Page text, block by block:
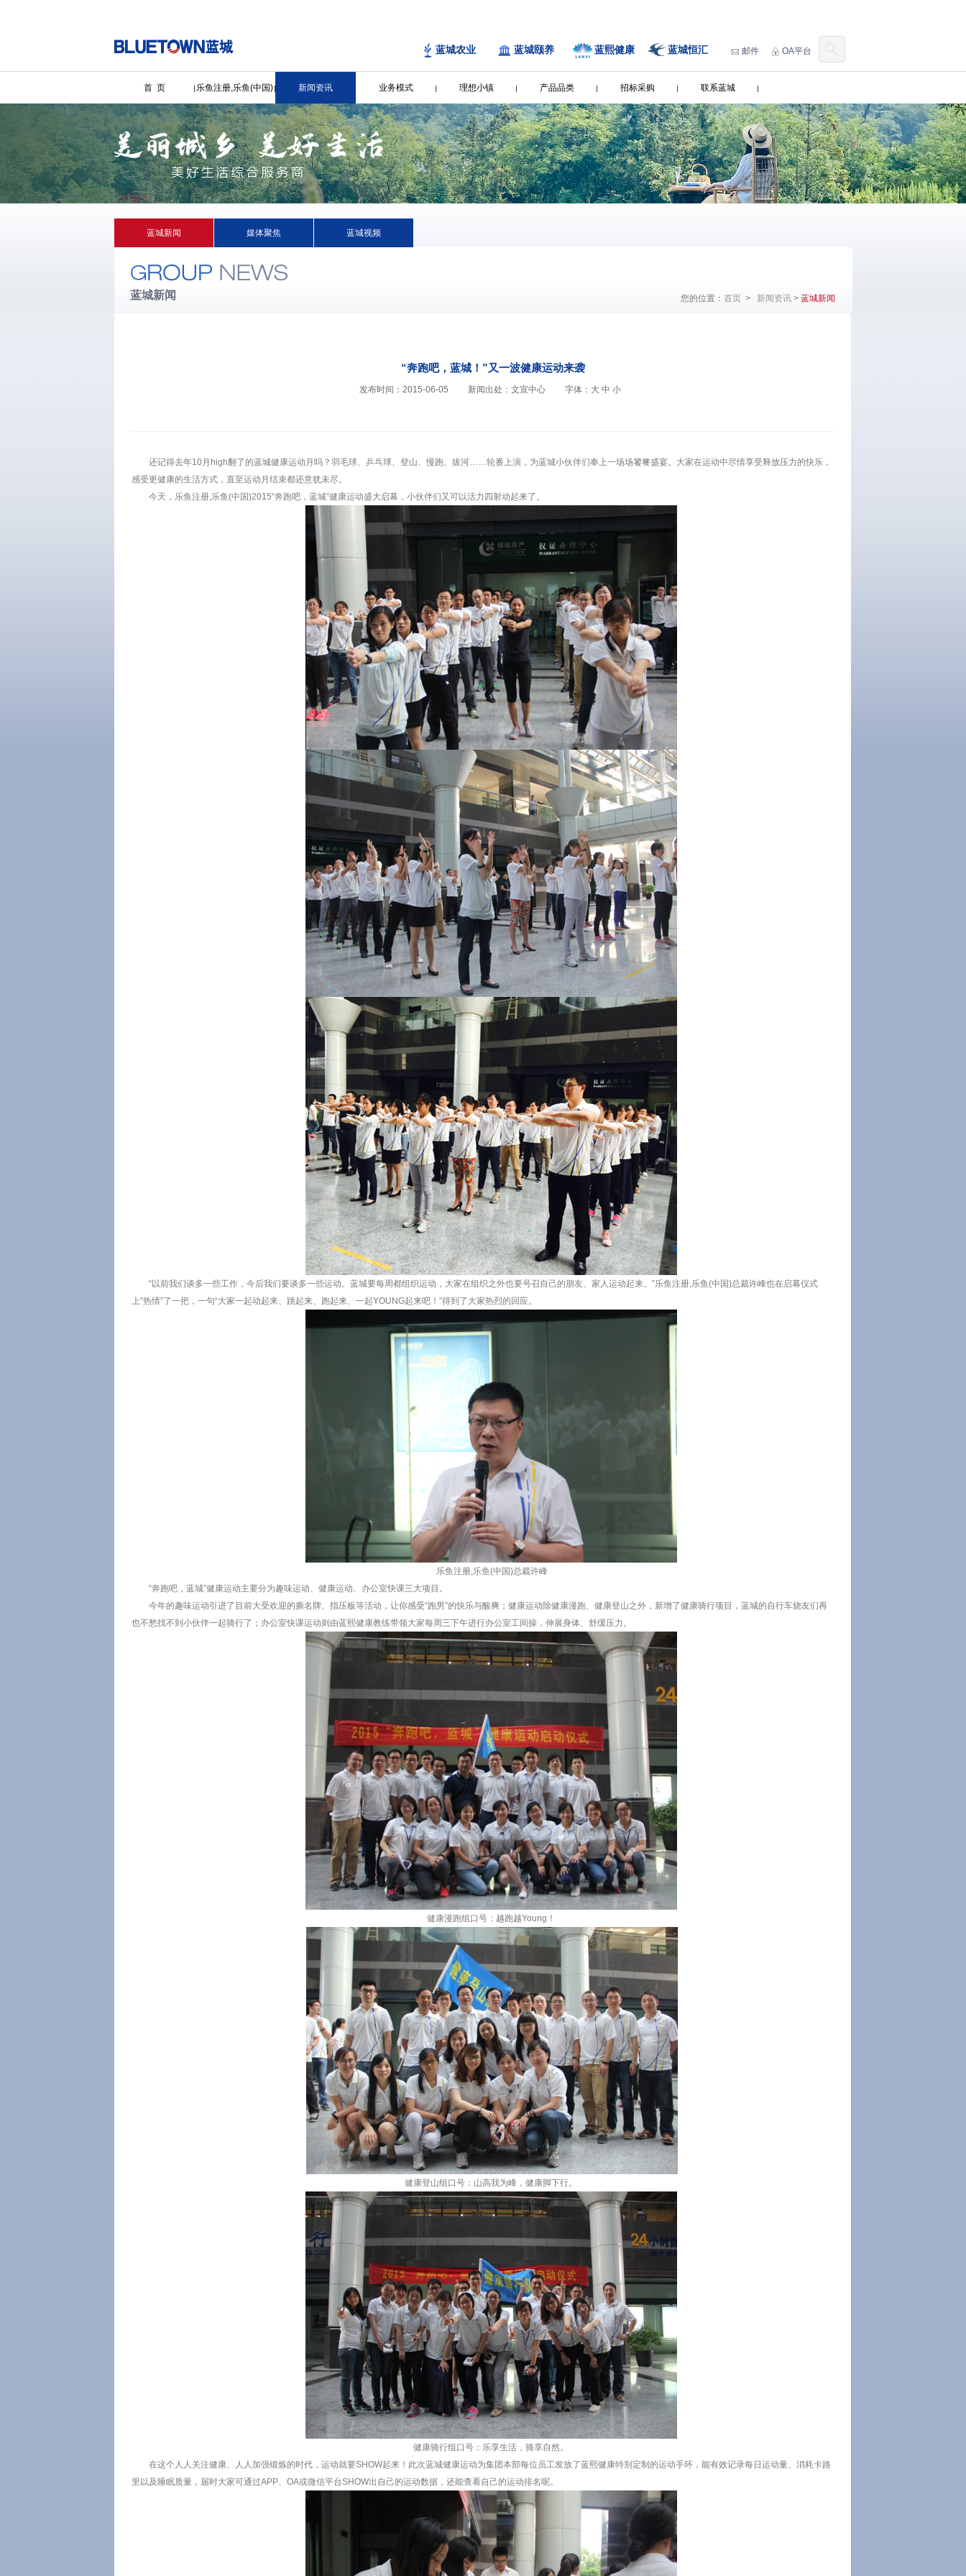
蓝城农业 蓝城颐养 蓝熙健康 蓝城恒汇 邮件 OA平台
首 页 乐鱼注册,乐鱼(中国) 新闻资讯 业务模式 理想小镇 产品品类 招标采购 联系蓝城
蓝城新闻 媒体聚焦 蓝城视频
蓝城新闻 您的位置： 首页> 新闻资讯 > 蓝城新闻
“奔跑吧，蓝城！”又一波健康运动来袭
发布时间：2015-06-05 新闻出处：文宣中心 字体： 大 中 小
还记得去年10月high翻了的蓝城健康运动月吗？羽毛球、乒乓球、登山、慢跑、拔河……轮番上演，为蓝城小伙伴们奉上一场场饕餮盛宴。大家在运动中尽情享受释放压力的快乐，
感受更健康的生活方式，直至运动月结束都还意犹未尽。
今天，乐鱼注册,乐鱼(中国)2015“奔跑吧，蓝城”健康运动盛大启幕，小伙伴们又可以活力四射动起来了。
“以前我们谈多一些工作，今后我们要谈多一些运动。蓝城要每周都组织运动，大家在组织之外也要号召自己的朋友、家人运动起来。”乐鱼注册,乐鱼(中国)总裁许峰也在启幕仪式
上“热情”了一把，一句“大家一起动起来、跳起来、跑起来、一起YOUNG起来吧！”得到了大家热烈的回应。
乐鱼注册,乐鱼(中国)总裁许峰
“奔跑吧，蓝城”健康运动主要分为趣味运动、健康运动、办公室快课三大项目。
今年的趣味运动引进了目前大受欢迎的撕名牌、指压板等活动，让你感受“跑男”的快乐与酸爽；健康运动除健康漫跑、健康登山之外，新增了健康骑行项目，蓝城的自行车烧友们再
也不愁找不到小伙伴一起骑行了；办公室快课运动则由蓝熙健康教练带领大家每周三下午进行办公室工间操，伸展身体、舒缓压力。
健康漫跑组口号：越跑越Young！
健康登山组口号：山高我为峰，健康脚下行。
健康骑行组口号：乐享生活，骑享自然。
在这个人人关注健康、人人加强锻炼的时代，运动就要SHOW起来！此次蓝城健康运动为集团本部每位员工发放了蓝熙健康特别定制的运动手环，能有效记录每日运动量、消耗卡路
里以及睡眠质量，届时大家可通过APP、OA或微信平台SHOW出自己的运动数据，还能查看自己的运动排名呢。